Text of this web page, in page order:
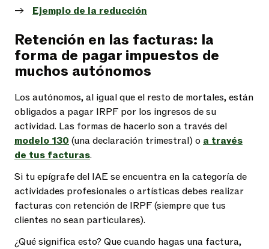
Ejemplo de la reducción
Retención en las facturas: la
forma de pagar impuestos de
muchos autónomos
Los autónomos, al igual que el resto de mortales, están
obligados a pagar IRPF por los ingresos de su
actividad. Las formas de hacerlo son a través del
modelo 130 (una declaración trimestral) o a través
de tus facturas.
Si tu epígrafe del IAE se encuentra en la categoría de
actividades profesionales o artísticas debes realizar
facturas con retención de IRPF (siempre que tus
clientes no sean particulares).
¿Qué significa esto? Que cuando hagas una factura,